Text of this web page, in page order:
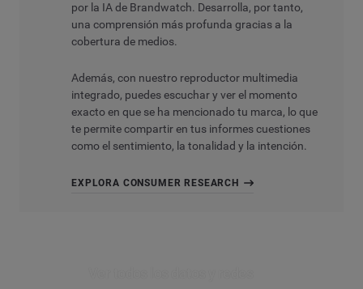
por la IA de Brandwatch. Desarrolla, por tanto,
una comprensión más profunda gracias a la
cobertura de medios.
Además, con nuestro reproductor multimedia
integrado, puedes escuchar y ver el momento
exacto en que se ha mencionado tu marca, lo que
te permite compartir en tus informes cuestiones
como el sentimiento, la tonalidad y la intención.
EXPLORA CONSUMER RESEARCH